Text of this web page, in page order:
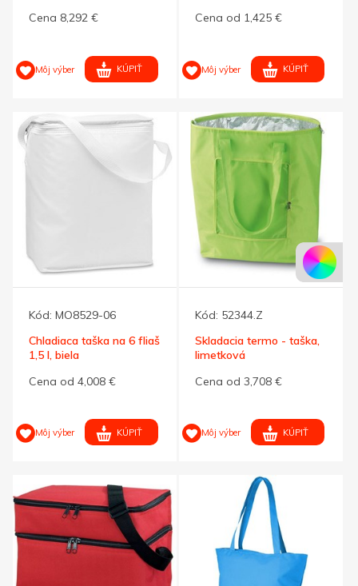
Cena 8,292 €
Môj výber KÚPIŤ
Cena od 1,425 €
Môj výber KÚPIŤ
Kód: MO8529-06
Chladiaca taška na 6 fliaš
1,5 l, biela
Cena od 4,008 €
Môj výber KÚPIŤ
Kód: 52344.Z
Skladacia termo - taška,
limetková
Cena od 3,708 €
Môj výber KÚPIŤ